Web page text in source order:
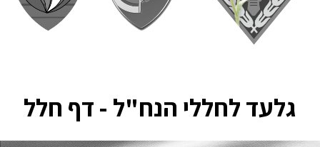
גלעד לחללי הנח"ל - דף חלל